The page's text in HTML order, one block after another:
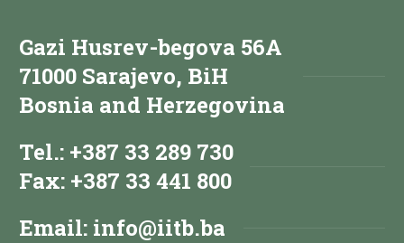
Gazi Husrev-begova 56A
71000 Sarajevo, BiH
Bosnia and Herzegovina
Tel.: +387 33 289 730
Fax: +387 33 441 800
Email: info@iitb.ba